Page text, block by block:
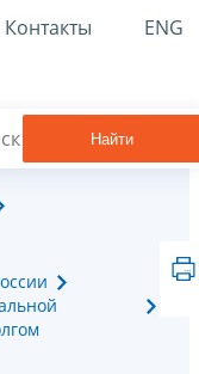
Контакты ENG
Найти